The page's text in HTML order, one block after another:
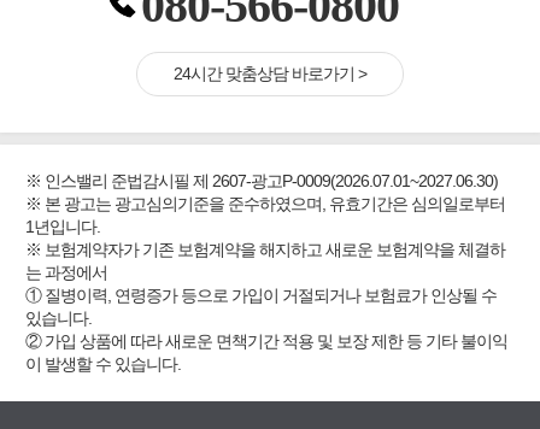
24시간 맞춤상담 바로가기 >
※ 인스밸리 준법감시필 제 2607-광고P-0009(2026.07.01~2027.06.30)
※ 본 광고는 광고심의기준을 준수하였으며, 유효기간은 심의일로부터
1년입니다.
※ 보험계약자가 기존 보험계약을 해지하고 새로운 보험계약을 체결하
는 과정에서
① 질병이력, 연령증가 등으로 가입이 거절되거나 보험료가 인상될 수
있습니다.
② 가입 상품에 따라 새로운 면책기간 적용 및 보장 제한 등 기타 불이익
이 발생할 수 있습니다.